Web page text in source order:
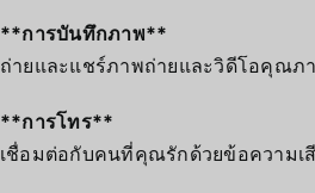
**การบันทึกภาพ**
ถ่ายและแชร์ภาพถ่ายและวิดีโอคุณภ
**การโทร**
เชื่อมต่อกับคนที่คุณรักด้วยข้อความเ